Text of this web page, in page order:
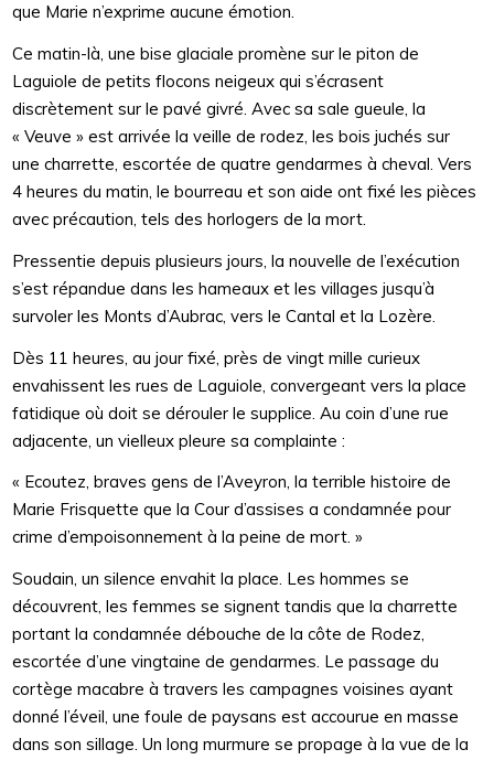
que Marie n’exprime aucune émotion.
Ce matin-là, une bise glaciale promène sur le piton de
Laguiole de petits flocons neigeux qui s’écrasent
discrètement sur le pavé givré. Avec sa sale gueule, la
« Veuve » est arrivée la veille de rodez, les bois juchés sur
une charrette, escortée de quatre gendarmes à cheval. Vers
4 heures du matin, le bourreau et son aide ont fixé les pièces
avec précaution, tels des horlogers de la mort.
Pressentie depuis plusieurs jours, la nouvelle de l’exécution
s’est répandue dans les hameaux et les villages jusqu’à
survoler les Monts d’Aubrac, vers le Cantal et la Lozère.
Dès 11 heures, au jour fixé, près de vingt mille curieux
envahissent les rues de Laguiole, convergeant vers la place
fatidique où doit se dérouler le supplice. Au coin d’une rue
adjacente, un vielleux pleure sa complainte :
« Ecoutez, braves gens de l’Aveyron, la terrible histoire de
Marie Frisquette que la Cour d’assises a condamnée pour
crime d’empoisonnement à la peine de mort. »
Soudain, un silence envahit la place. Les hommes se
découvrent, les femmes se signent tandis que la charrette
portant la condamnée débouche de la côte de Rodez,
escortée d’une vingtaine de gendarmes. Le passage du
cortège macabre à travers les campagnes voisines ayant
donné l’éveil, une foule de paysans est accourue en masse
dans son sillage. Un long murmure se propage à la vue de la